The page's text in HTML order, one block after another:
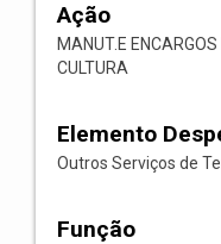
Ação
MANUT.E
CULTURA
Elemento
Outros Serviços de
Função